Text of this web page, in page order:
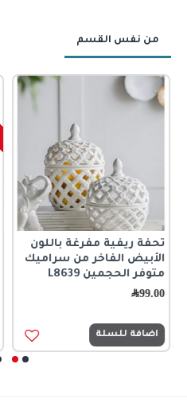
من نفس القسم
تحفة ريفية مفرغة باللون
الأبيض الفاخر من سراميك
متوفر الحجمين L8639
99.00﷼
اضافة للسلة